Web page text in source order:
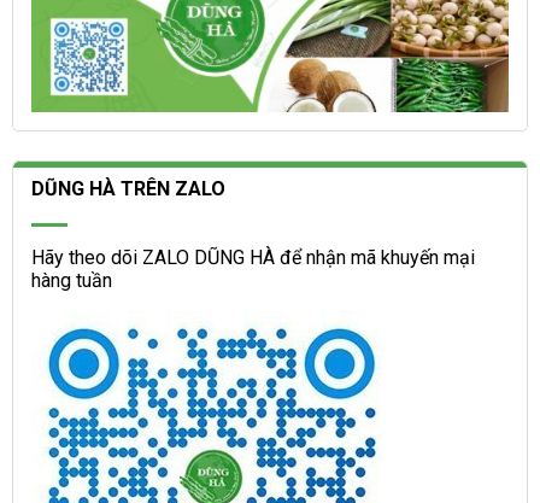
DŨNG HÀ TRÊN ZALO
Hãy theo dõi ZALO DŨNG HÀ để nhận mã khuyến mại
hàng tuần